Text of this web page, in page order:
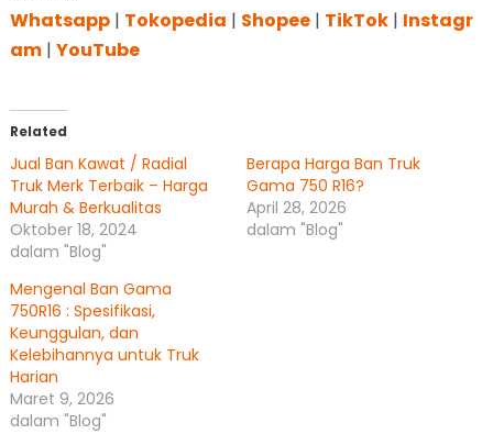
Whatsapp| Tokopedia | Shopee| TikTok| Instagr
am| YouTube
Related
Jual Ban Kawat / Radial
Truk Merk Terbaik – Harga
Murah & Berkualitas
Oktober 18, 2024
dalam "Blog"
Berapa Harga Ban Truk
Gama 750 R16?
April 28, 2026
dalam "Blog"
Mengenal Ban Gama
750R16 : Spesifikasi,
Keunggulan, dan
Kelebihannya untuk Truk
Harian
Maret 9, 2026
dalam "Blog"